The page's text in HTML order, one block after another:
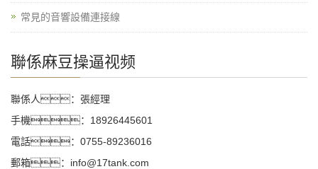
常見的音響設備連接線
聯係麻豆操逼视频
聯係人：張經理
手機：18926445601
電話：0755-89236016
郵箱：info@17tank.com